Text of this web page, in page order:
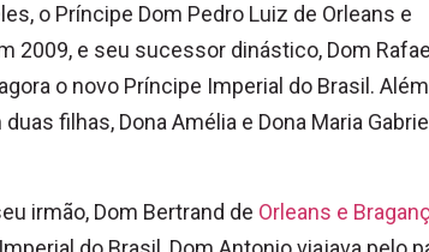
o Príncipe Dom Pedro Luiz de Orleans e
2009, e seu sucessor dinástico, Dom
o novo Príncipe Imperial do Brasil. Além
filhas, Dona Amélia e Dona Maria
irmão, Dom Bertrand de Orleans e